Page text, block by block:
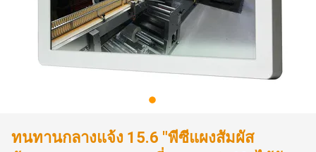
ทนทานกลางแจ้ง 15.6 "พีซีแผงสัมผัส